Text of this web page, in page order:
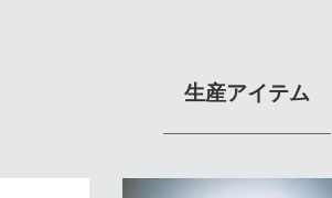
生産アイテム